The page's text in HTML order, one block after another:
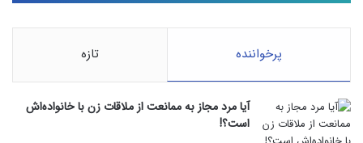
پرخواننده تازه
آیا مرد مجاز به ممانعت از ملاقات زن با خانواده‌اش
است؟!